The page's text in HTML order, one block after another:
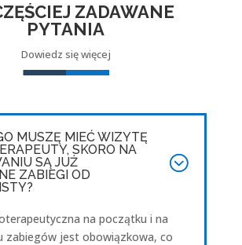
ZADAWANE
PYTANIA
Dowiedz się więcej
MUSZĘ MIEĆ WIZYTĘ
SKORO NA
SĄ JUŻ
ZABIEGI OD
na początku i na
zabiegów jest obowiązkowa, co